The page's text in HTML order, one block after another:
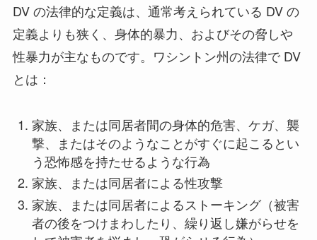
DV の法律的な定義は、通常考えられている DV の
定義よりも狭く、身体的暴力、およびその脅しや
性暴力が主なものです。ワシントン州の法律で DV
とは：
家族、または同居者間の身体的危害、ケガ、襲
撃、またはそのようなことがすぐに起こるとい
う恐怖感を持たせるような行為
家族、または同居者による性攻撃
家族、または同居者によるストーキング（被害
者の後をつけまわしたり、繰り返し嫌がらせを